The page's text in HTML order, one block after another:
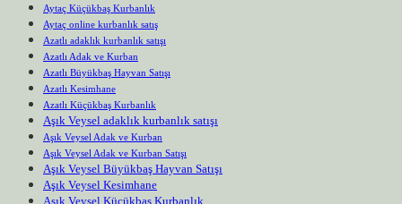
Aytaç Küçükbaş Kurbanlık
Aytaç online kurbanlık satış
Azatlı adaklık kurbanlık satışı
Azatlı Adak ve Kurban
Azatlı Büyükbaş Hayvan Satışı
Azatlı Kesimhane
Azatlı Küçükbaş Kurbanlık
Aşık Veysel adaklık kurbanlık satışı
Aşık Veysel Adak ve Kurban
Aşık Veysel Adak ve Kurban Satışı
Aşık Veysel Büyükbaş Hayvan Satışı
Aşık Veysel Kesimhane
Aşık Veysel Küçükbaş Kurbanlık